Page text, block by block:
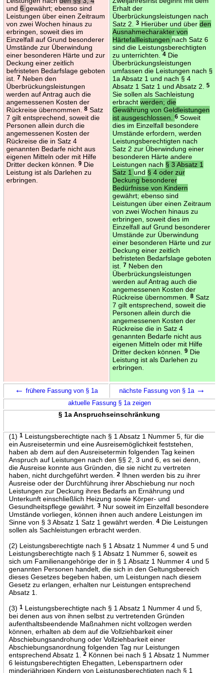
und 6 gewährt; ebenso sind
Leistungen über einen Zeitraum
von zwei Wochen hinaus zu
erbringen, soweit dies im
Einzelfall auf Grund besonderer
Umstände zur Überwindung
einer besonderen Härte und zur
Deckung einer zeitlich
befristeten Bedarfslage geboten
ist.
7Neben den
Überbrückungsleistungen
werden auf Antrag auch die
angemessenen Kosten der
Rückreise übernommen.
8Satz
7 gilt entsprechend, soweit die
Personen allein durch die
angemessenen Kosten der
Rückreise die in Satz 4
genannten Bedarfe nicht aus
eigenen Mitteln oder mit Hilfe
Dritter decken können.
9Die
Leistung ist als Darlehen zu
erbringen.
Erhalt der
Überbrückungsleistungen nach
Satz 2.
3Hierüber und über den
Ausnahmecharakter von
Härtefallleistungen nach Satz 6
sind die Leistungsberechtigten
zu unterrichten.
4Die
Überbrückungsleistungen
umfassen die Leistungen nach §
1a Absatz 1 und nach § 4
Absatz 1 Satz 1 und Absatz 2.
5
Sie sollen als Sachleistung
erbracht werden; die
Gewährung von Geldleistungen
ist ausgeschlossen.
6Soweit
dies im Einzelfall besondere
Umstände erfordern, werden
Leistungsberechtigten nach
Satz 2 zur Überwindung einer
besonderen Härte andere
Leistungen nach § 3 Absatz 1
Satz 1 und § 4 oder zur
Deckung besonderer
Bedürfnisse von Kindern
gewährt; ebenso sind
Leistungen über einen Zeitraum
von zwei Wochen hinaus zu
erbringen, soweit dies im
Einzelfall auf Grund besonderer
Umstände zur Überwindung
einer besonderen Härte und zur
Deckung einer zeitlich
befristeten Bedarfslage geboten
ist.
7Neben den
Überbrückungsleistungen
werden auf Antrag auch die
angemessenen Kosten der
Rückreise übernommen.
8Satz
7 gilt entsprechend, soweit die
Personen allein durch die
angemessenen Kosten der
Rückreise die in Satz 4
genannten Bedarfe nicht aus
eigenen Mitteln oder mit Hilfe
Dritter decken können.
9Die
Leistung ist als Darlehen zu
erbringen.
← frühere Fassung von § 1a nächste Fassung von § 1a →
aktuelle Fassung § 1a zeigen
§ 1a Anspruchseinschränkung
(1) 1Leistungsberechtigte nach § 1 Absatz 1 Nummer 5, für die
ein Ausreisetermin und eine Ausreisemöglichkeit feststehen,
haben ab dem auf den Ausreisetermin folgenden Tag keinen
Anspruch auf Leistungen nach den §§ 2, 3 und 6, es sei denn,
die Ausreise konnte aus Gründen, die sie nicht zu vertreten
haben, nicht durchgeführt werden.
2Ihnen werden bis zu ihrer
Ausreise oder der Durchführung ihrer Abschiebung nur noch
Leistungen zur Deckung ihres Bedarfs an Ernährung und
Unterkunft einschließlich Heizung sowie Körper- und
Gesundheitspflege gewährt.
3Nur soweit im Einzelfall besondere
Umstände vorliegen, können ihnen auch andere Leistungen im
Sinne von § 3 Absatz 1 Satz 1 gewährt werden.
4Die Leistungen
sollen als Sachleistungen erbracht werden.
(2) Leistungsberechtigte nach § 1 Absatz 1 Nummer 4 und 5 und
Leistungsberechtigte nach § 1 Absatz 1 Nummer 6, soweit es
sich um Familienangehörige der in § 1 Absatz 1 Nummer 4 und 5
genannten Personen handelt, die sich in den Geltungsbereich
dieses Gesetzes begeben haben, um Leistungen nach diesem
Gesetz zu erlangen, erhalten nur Leistungen entsprechend
Absatz 1.
(3) 1Leistungsberechtigte nach § 1 Absatz 1 Nummer 4 und 5,
bei denen aus von ihnen selbst zu vertretenden Gründen
aufenthaltsbeendende Maßnahmen nicht vollzogen werden
können, erhalten ab dem auf die Vollziehbarkeit einer
Abschiebungsandrohung oder Vollziehbarkeit einer
Abschiebungsanordnung folgenden Tag nur Leistungen
entsprechend Absatz 1.
2Können bei nach § 1 Absatz 1 Nummer
6 leistungsberechtigten Ehegatten, Lebenspartnern oder
minderjährigen Kindern von Leistungsberechtigten nach § 1